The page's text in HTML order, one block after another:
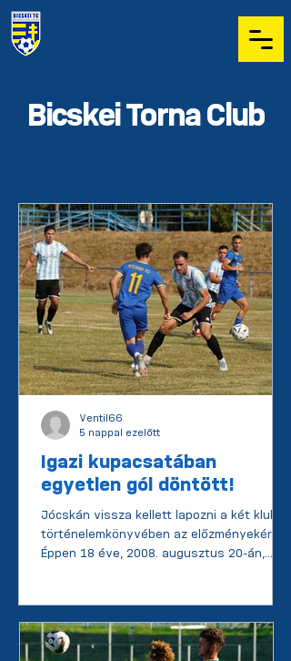
Bicskei Torna Club
Igazi kupacsatában
egyetlen gól döntött!
Jócskán vissza kellett lapozni a két klub
történelemkönyvében az előzményekért.
Éppen 18 éve, 2008. augusztus 20-án,
Rigó G. - Bartha G., Bartha P., Gáll, Gulyás,
Nitti, Szabó B., Szalai, Szentjobbi, Tóth R.,
Ventil66
5 nappal ezelőtt